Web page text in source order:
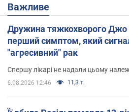
Важливе
Дружина тяжкохворого Джо
перший симптом, який
"агресивний" рак
Спершу лікарі не надали цьому
6.08.2026 12:46 11,3 т.